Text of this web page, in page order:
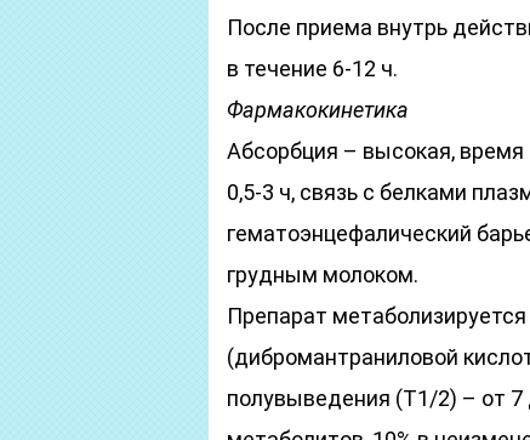
После приема внутрь
в течение 6-12 ч.
Фармакокинетика
Абсорбция – высокая,
0,5-3 ч, связь с белками
гематоэнцефалический
грудным молоком.
Препарат
(дибромантраниловой
полувыведения (Т1/2) – от 7